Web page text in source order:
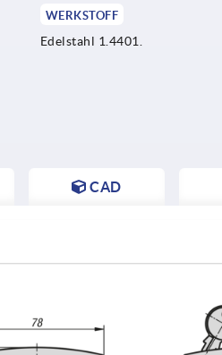
WERKSTOFF
Edelstahl 1.4401.
CAD